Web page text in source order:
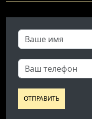
ОТПРАВИТЬ